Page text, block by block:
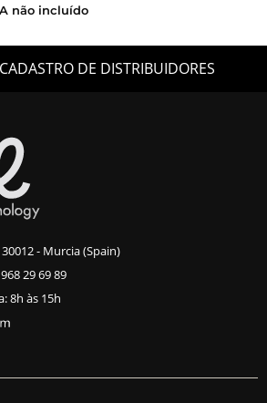
não incluído
DE DISTRIBUIDORES
- Murcia (Spain)
29 69 89
8h às 15h